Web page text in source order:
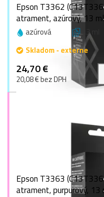
Epson T3362
atrament, azúrový, 13 ml
azúrová 13 ml
Skladom - externe
24,70 €
20,08 € bez DPH
Epson T3363
atrament, purpurový, 13